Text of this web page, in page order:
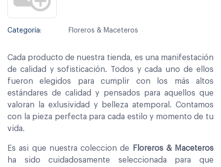
Categoría: Floreros & Maceteros
Cada producto de nuestra tienda, es una manifestación
de calidad y sofisticación. Todos y cada uno de ellos
fueron elegidos para cumplir con los más altos
estándares de calidad y pensados para aquellos que
valoran la exlusividad y belleza atemporal. Contamos
con la pieza perfecta para cada estilo y momento de tu
vida.
Es asi que nuestra coleccion de
Floreros & Maceteros
ha sido cuidadosamente seleccionada para que